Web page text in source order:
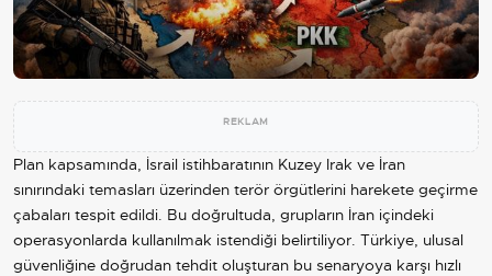
REKLAM
Plan kapsamında, İsrail istihbaratının Kuzey Irak ve İran
sınırındaki temasları üzerinden terör örgütlerini harekete geçirme
çabaları tespit edildi. Bu doğrultuda, grupların İran içindeki
operasyonlarda kullanılmak istendiği belirtiliyor. Türkiye, ulusal
güvenliğine doğrudan tehdit oluşturan bu senaryoya karşı hızlı